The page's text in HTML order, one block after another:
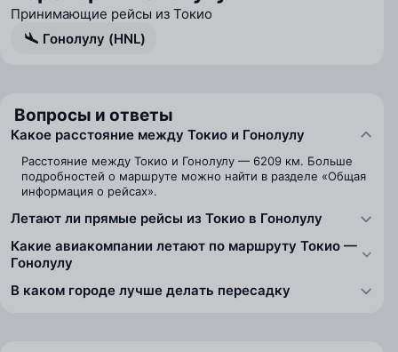
Принимающие рейсы из Токио
Гонолулу (HNL)
Вопросы и ответы
Какое расстояние между Токио и Гонолулу
Расстояние между Токио и Гонолулу — 6209 км. Больше
подробностей о маршруте можно найти в разделе «Общая
информация о рейсах».
Летают ли прямые рейсы из Токио в Гонолулу
Какие авиакомпании летают по маршруту Токио —
Гонолулу
В каком городе лучше делать пересадку